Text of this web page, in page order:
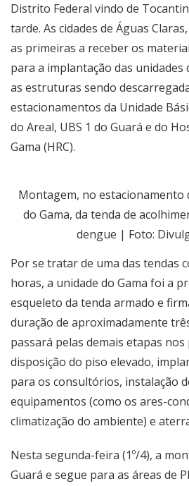
Distrito Federal vindo de
tarde. As cidades de Águas
as primeiras a receber os
para a implantação das unidades
as estruturas sendo
estacionamentos da Unidade
do Areal, UBS 1 do Guará e do
Gama (HRC).
Montagem, no estacionamento
do Gama, da tenda de
dengue | Foto:
Por se tratar de uma das tendas
horas, a unidade do Gama foi a
esqueleto da tenda armado e
duração de aproximadamente
passará pelas demais etapas nos
disposição do piso elevado,
para os consultórios, instalação
equipamentos (como os ares-
climatização do ambiente) e
Nesta segunda-feira (1º/4), a
Guará e segue para as áreas de